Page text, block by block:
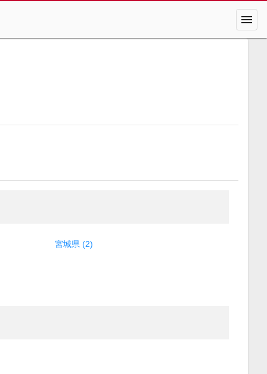
menu
宮城県 (2)